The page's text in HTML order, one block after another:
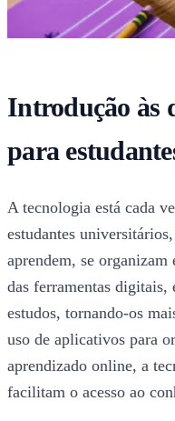
Introdução às
para
A tecnologia está cada
estudantes
aprendem, se
das ferramentas
estudos, tornando-os
uso de aplicativos para
aprendizado online, a
facilitam o acesso ao